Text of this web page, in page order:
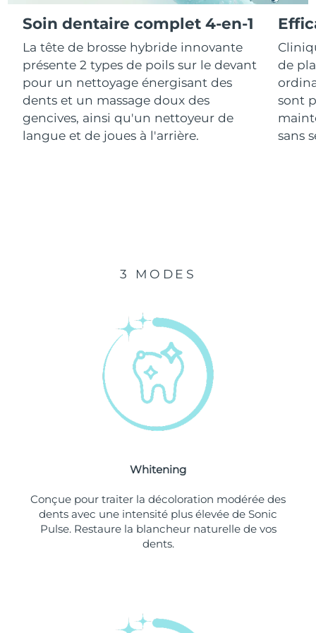
Soin dentaire complet 4-en-1
La tête de brosse hybride innovante
présente 2 types de poils sur le devant
pour un nettoyage énergisant des
dents et un massage doux des
gencives, ainsi qu'un nettoyeur de
langue et de joues à l'arrière.
de
sont
sans
3 MODES
Whitening
Conçue pour traiter la décoloration modérée des
dents avec une intensité plus élevée de Sonic
Pulse. Restaure la blancheur naturelle de vos
dents.
R.A.S. chinoise de
Macao
Malaisie Livraison estimée 8/12/26
Malte Livraison estimée 8/9/26
Mexique
Livraison estimée
Livraison estimée
Livraison estimée
Livraison estimée
Livraison estimée
La Réunion Livraison estimée8/14/26